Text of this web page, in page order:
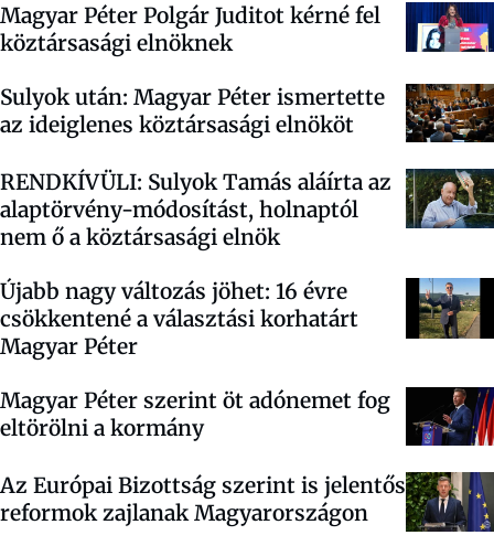
Magyar Péter Polgár Juditot kérné fel
köztársasági elnöknek
Sulyok után: Magyar Péter ismertette
az ideiglenes köztársasági elnököt
RENDKÍVÜLI: Sulyok Tamás aláírta az
alaptörvény-módosítást, holnaptól
nem ő a köztársasági elnök
Újabb nagy változás jöhet: 16 évre
csökkentené a választási korhatárt
Magyar Péter
Magyar Péter szerint öt adónemet fog
eltörölni a kormány
Az Európai Bizottság szerint is jelentős
reformok zajlanak Magyarországon